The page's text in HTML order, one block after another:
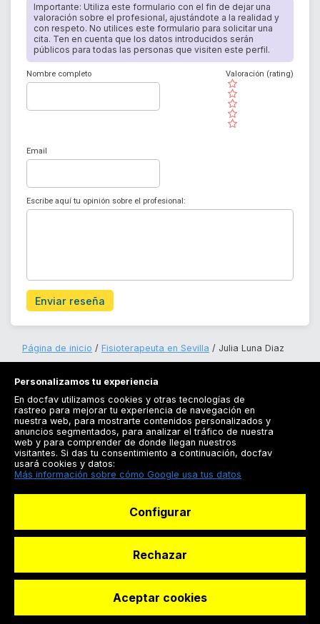
Solicitar reserva
Importante: Utiliza este formulario con el fin de dejar una
valoración sobre el profesional, ajustándote a la realidad y
con respeto. No utilices este formulario para solicitar una
cita. Ten en cuenta que los datos introducidos serán
públicos para todas las personas que visiten este perfil.
Nombre completo
( )
( )
( )
( )
( )
Valoración (rating)
Email
Escribe aquí tu opinión sobre el profesional:
Enviar reseña
Página de inicio Fisioterapeuta en Sevilla Julia Luna Diaz
Registrarse
Docfav
© Dashboard Technologies S.L
Personalizamos tu experiencia
En docfav utilizamos cookies y otras tecnologías de
rastreo para mejorar tu experiencia de navegación en
nuestra web, para mostrarte contenidos personalizados y
anuncios segmentados, para analizar el tráfico de nuestra
web y para comprender de donde llegan nuestros
visitantes. Si das tu consentimiento a continuación, docfav
usará cookies y datos:
Más información sobre cómo Google usa tus datos
Configurar
Rechazar
Aceptar cookies